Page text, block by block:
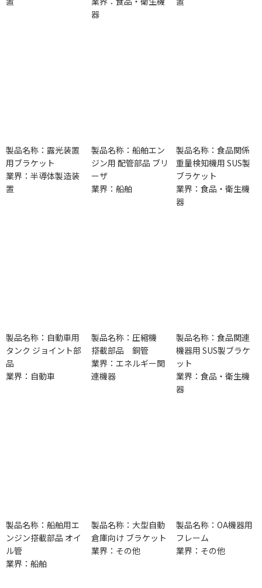
器
製品名称：露光装置
用ブラケット
業界：半導体製造装
置
製品名称：船舶エン
ジン用 配管部品 ブリ
ーザ
業界：船舶
製品名称：食品関係
重量検知機用 SUS製
ブラケット
業界：食品・衛生機
器
製品名称：自動車用
タンク ジョイント部
品
業界：自動車
製品名称：圧縮機
搭載部品 銅管
業界：エネルギー関
連機器
製品名称：食品関連
機器用 SUS製ブラケ
ット
業界：食品・衛生機
器
製品名称：船舶用エ
ンジン搭載部品 オイ
ル管
業界：船舶
製品名称：大型自動
倉庫向け ブラケット
業界：その他
製品名称：OA機器用
フレーム
業界：その他